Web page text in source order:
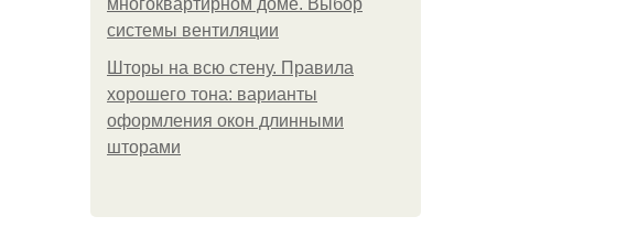
многоквартирном доме. Выбор
системы вентиляции
Шторы на всю стену. Правила
хорошего тона: варианты
оформления окон длинными
шторами